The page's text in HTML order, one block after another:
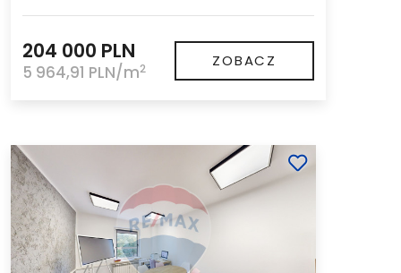
204 000 PLN
5 964,91 PLN/m2 ZOBACZ